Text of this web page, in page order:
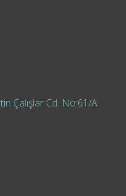
Çalışlar Cd. No:61/A